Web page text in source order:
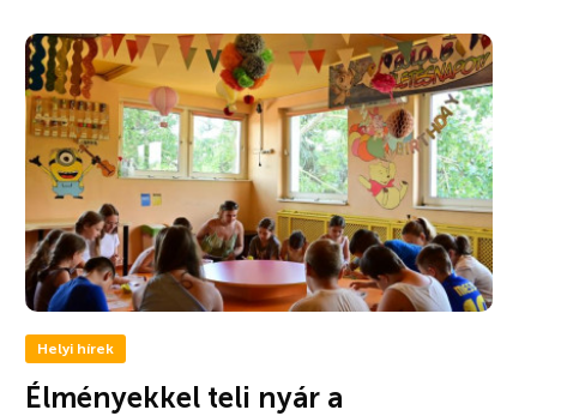
Helyi hírek
Élményekkel teli nyár a